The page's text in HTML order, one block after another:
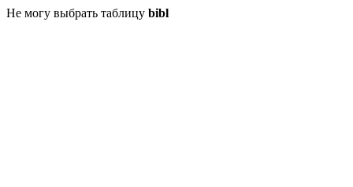
Не могу выбрать таблицу bibl